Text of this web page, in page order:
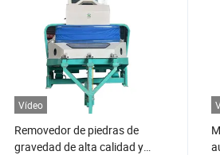
Vídeo
Removedor de piedras de
gravedad de alta calidad y